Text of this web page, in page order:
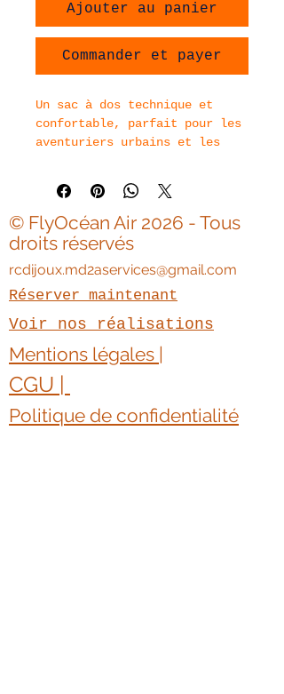
Ajouter au panier
Commander et payer
Un sac à dos technique et
confortable, parfait pour les
aventuriers urbains et les
imperméables, il offre un
compartiment principal
spacieux, une poche pour
ordinateur portable
matelassée, et des sangles
réglables avec rembourrage.
naturels.
© FlyOcéan Air 2026 - Tous
droits réservés
rcdijoux.md2aservices@gmail.com
Réserver maintenant
Voir nos réalisations
Mentions légales |
CGU | ​
Politique de confidentialité